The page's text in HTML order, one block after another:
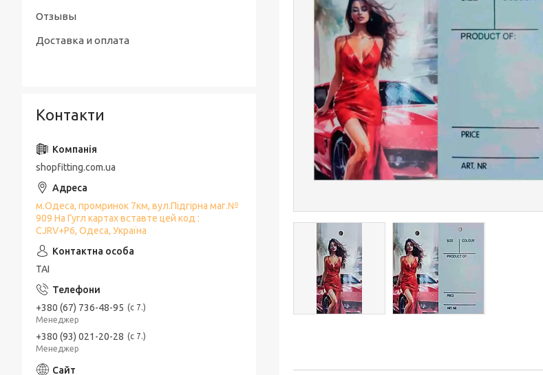
Отзывы
Доставка и оплата
Контакти
shopfitting.com.ua
м.Одеса, промринок 7км, вул.Підгірна маг.№
909 На Гугл картах вставте цей код :
CJRV+P6, Одеса, Україна
ТАІ
+380 (67) 736-48-95
с 7.
Менеджер
+380 (93) 021-20-28
с 7.
Менеджер